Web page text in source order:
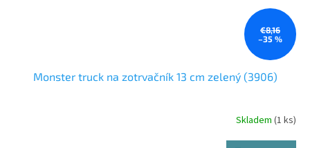
€8,16
–35 %
Monster truck na zotrvačník 13 cm zelený (3906)
Skladem (1 ks)